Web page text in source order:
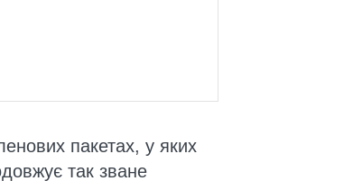
пакетах, у яких
так зване